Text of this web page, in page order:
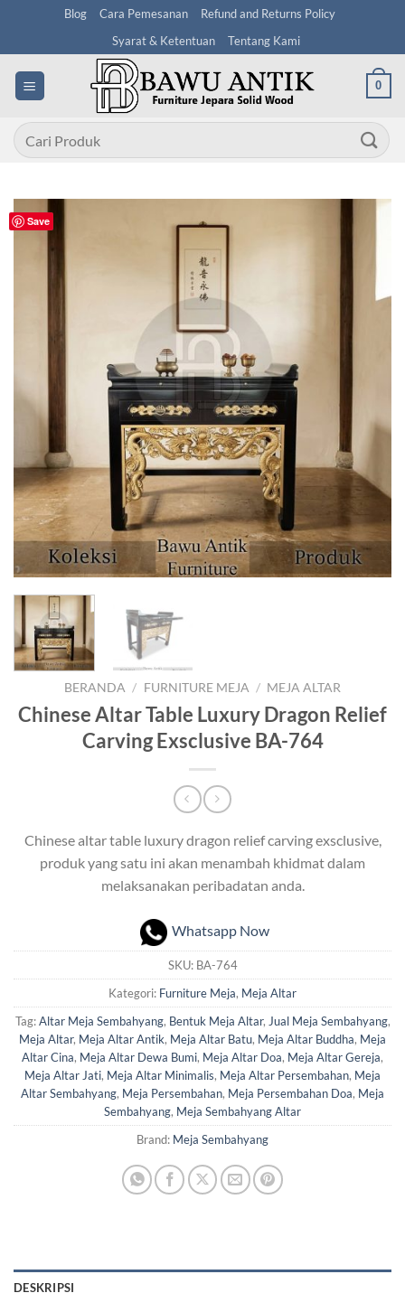
content
Blog Cara Pemesanan
Refund and Returns Policy
Syarat & Ketentuan
Tentang Kami
0
Pencarian
untuk:
Save
BERANDA / FURNITURE MEJA / MEJA ALTAR
Chinese Altar Table Luxury Dragon Relief
Carving Exsclusive BA-764
Chinese altar table luxury dragon relief carving exsclusive,
produk yang satu ini akan menambah khidmat dalam
melaksanakan peribadatan anda.
Whatsapp Now
SKU: BA-764
Kategori: Furniture Meja, Meja Altar
Tag:Altar Meja Sembahyang, Bentuk Meja Altar, Jual Meja Sembahyang,
Meja Altar, Meja Altar Antik, Meja Altar Batu, Meja Altar Buddha, Meja
Altar Cina, Meja Altar Dewa Bumi, Meja Altar Doa, Meja Altar Gereja,
Meja Altar Jati, Meja Altar Minimalis, Meja Altar Persembahan, Meja
Altar Sembahyang, Meja Persembahan, Meja Persembahan Doa, Meja
Sembahyang, Meja Sembahyang Altar
Brand: Meja Sembahyang
DESKRIPSI